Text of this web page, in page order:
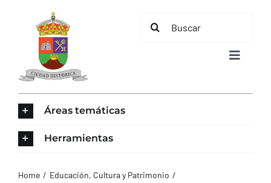
contenido
Buscar:
Toggle
Áreas temáticas
Herramientas
Home
Educación, Cultura y Patrimonio